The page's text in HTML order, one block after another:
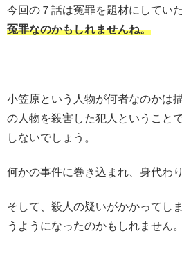
今回の７話は冤罪を題材にしてい
冤罪なのかもしれませんね。
小笠原という人物が何者なのかは
の人物を殺害した犯人ということ
しないでしょう。
何かの事件に巻き込まれ、身代わ
そして、殺人の疑いがかかってし
うようになったのかもしれません。